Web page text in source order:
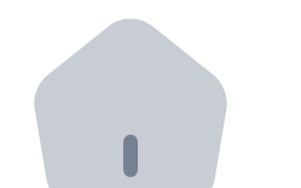
Distributeurs
Intégrez un ATM Bitnovo
API Bitnovo
Intégrez notre API dans